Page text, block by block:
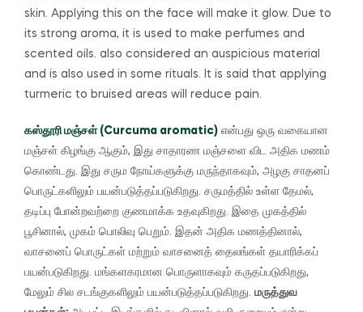
skin. Applying this on the face will make it glow. Due to
its strong aroma, it is used to make perfumes and
scented oils. also considered an auspicious material
and is also used in some rituals. It is said that applying
turmeric to bruised areas will reduce pain.
கஸ்தூரி மஞ்சள் (Curcuma aromatic) என்பது ஒரு வகையான
மஞ்சள் கிழங்கு ஆகும், இது சாதாரண மஞ்சளை விட அதிக மணம்
கொண்டது. இது சரும நோய்களுக்கு மருந்தாகவும், அழகு சாதனப்
பொருட்களிலும் பயன்படுத்தப்படுகிறது. சருமத்தில் உள்ள தேமல்,
தடிப்பு போன்றவற்றை குணமாக்க உதவுகிறது. இதை முகத்தில்
பூசினால், முகம் பொலிவு பெறும். இதன் அதிக மணத்தினால்,
வாசனைப் பொருட்கள் மற்றும் வாசனைத் தைலங்கள் தயாரிக்கப்
பயன்படுகிறது. மங்களகரமான பொருளாகவும் கருதப்படுகிறது,
மேலும் சில சடங்குகளிலும் பயன்படுத்தப்படுகிறது. மருத்துவ